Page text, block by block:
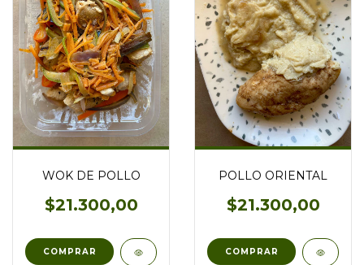
WOK DE POLLO
$21.300,00
POLLO ORIENTAL
$21.300,00